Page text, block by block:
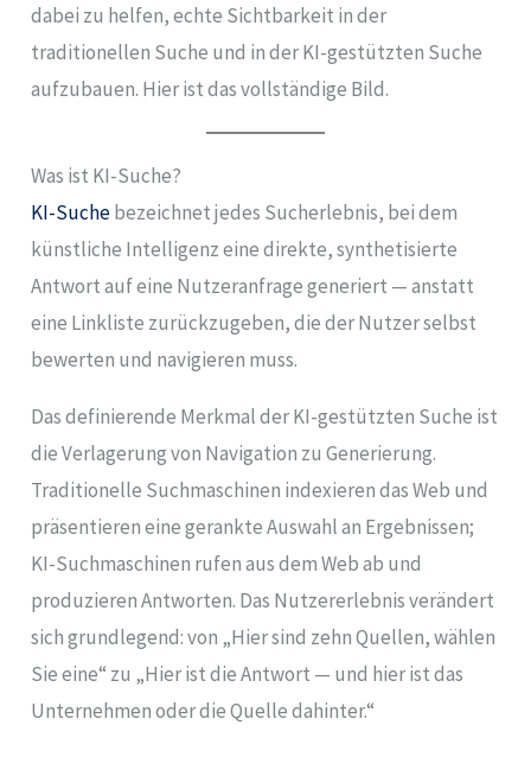
dabei zu helfen, echte Sichtbarkeit in der
traditionellen Suche und in der KI-gestützten Suche
aufzubauen. Hier ist das vollständige Bild.
Was ist KI-Suche?
KI-Suchebezeichnet jedes Sucherlebnis, bei dem
künstliche Intelligenz eine direkte, synthetisierte
Antwort auf eine Nutzeranfrage generiert — anstatt
eine Linkliste zurückzugeben, die der Nutzer selbst
bewerten und navigieren muss.
Das definierende Merkmal der KI-gestützten Suche ist
die Verlagerung von Navigation zu Generierung.
Traditionelle Suchmaschinen indexieren das Web und
präsentieren eine gerankte Auswahl an Ergebnissen;
KI-Suchmaschinen rufen aus dem Web ab und
produzieren Antworten. Das Nutzererlebnis verändert
sich grundlegend: von „Hier sind zehn Quellen, wählen
Sie eine“ zu „Hier ist die Antwort — und hier ist das
Unternehmen oder die Quelle dahinter.“